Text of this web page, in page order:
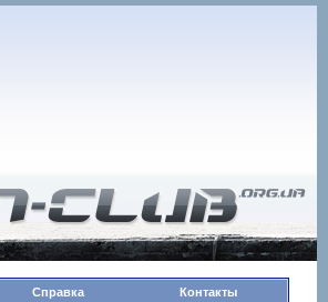
Справка Контакты